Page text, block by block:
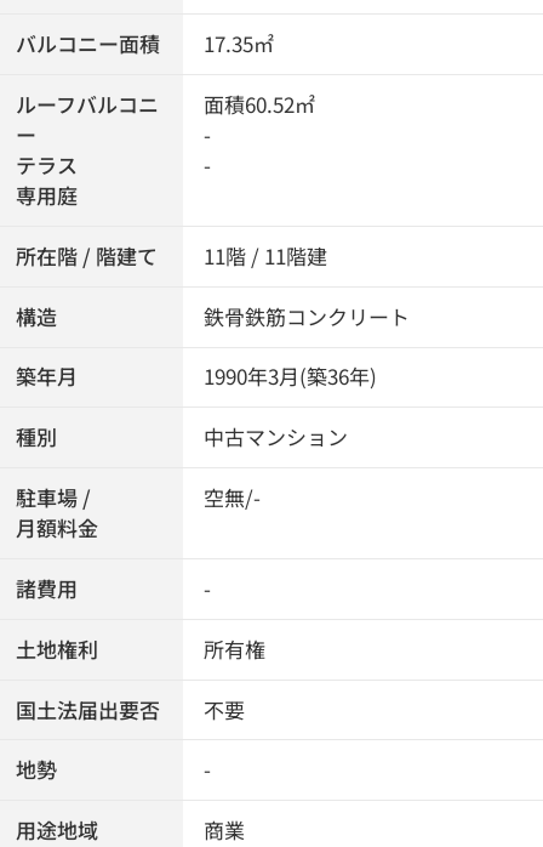
バルコニー面積 17.35㎡
ルーフバルコニ
ー
テラス
専用庭
面積60.52㎡
-
-
所在階 / 階建て 11階 / 11階建
構造 鉄骨鉄筋コンクリート
築年月 1990年3月(築36年)
種別 中古マンション
駐車場 /
月額料金
空無/-
諸費用 -
土地権利 所有権
国土法届出要否 不要
地勢 -
用途地域 商業